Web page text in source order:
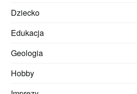
Dziecko
Edukacja
Geologia
Hobby